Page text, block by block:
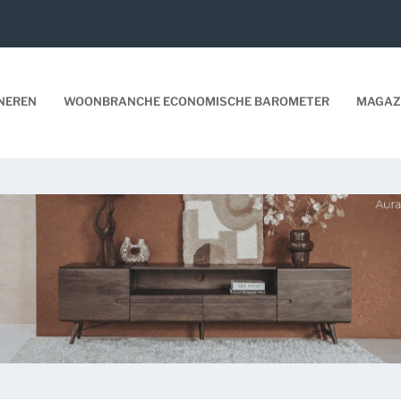
WOONBRANCHE ECONOMISCHE BAROMETER